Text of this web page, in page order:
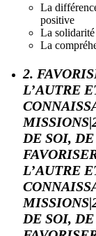
La
positive
La
La
2.
L’AUTRE
DE SOI,
L’AUTRE
DE SOI,